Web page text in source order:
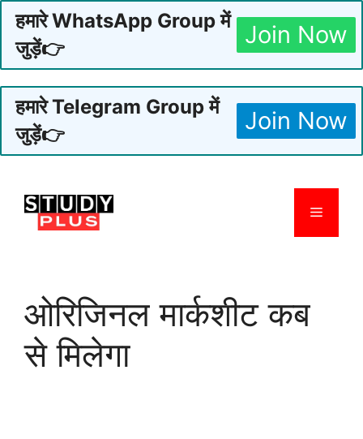
हमारे WhatsApp Group में
जुड़ें👉
Join Now
हमारे Telegram Group में
जुड़ें👉
Join Now
content
Menu
ओरिजिनल मार्कशीट कब
से मिलेगा